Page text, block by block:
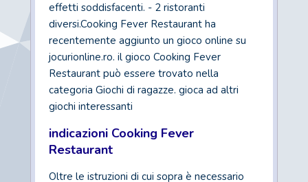
effetti soddisfacenti. - 2 ristoranti
diversi.Cooking Fever Restaurant ha
recentemente aggiunto un gioco online su
jocurionline.ro. il gioco Cooking Fever
Restaurant può essere trovato nella
categoria Giochi di ragazze. gioca ad altri
giochi interessanti
indicazioni Cooking Fever
Restaurant
Oltre le istruzioni di cui sopra è necessario